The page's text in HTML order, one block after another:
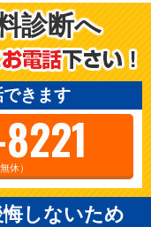
診断へ
きます
休）
しないため